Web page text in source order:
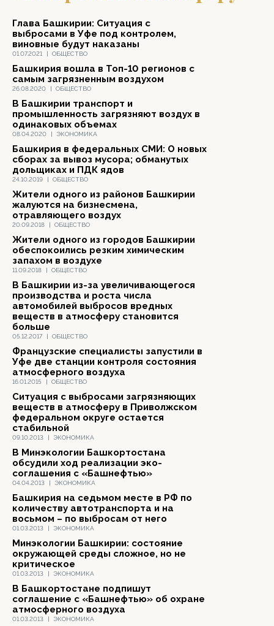
01.07.2021 | ОБЩЕСТВО
Глава Башкирии: Ситуация с
выбросами в Уфе под контролем,
виновные будут наказаны
26.08.2020 | ОБЩЕСТВО
Башкирия вошла в Топ-10 регионов с
самым загрязненным воздухом
08.04.2020 | ЭКОНОМИКА
В Башкирии транспорт и
промышленность загрязняют воздух в
одинаковых объемах
24.10.2019 | ОБЩЕСТВО
Башкирия в федеральных СМИ: О новых
сборах за вывоз мусора; обманутых
дольщиках и ПДК ядов
20.09.2018 | ОБЩЕСТВО
Жители одного из районов Башкирии
жалуются на бизнесмена,
отравляющего воздух
11.09.2018 | ОБЩЕСТВО
Жители одного из городов Башкирии
обеспокоились резким химическим
запахом в воздухе
05.12.2017 | ОБЩЕСТВО
В Башкирии из-за увеличивающегося
производства и роста числа
автомобилей выбросов вредных
веществ в атмосферу становится
больше
16.01.2015 | ОБЩЕСТВО
Французские специалисты запустили в
Уфе две станции контроля состояния
атмосферного воздуха
09.10.2013 | ЭКОНОМИКА
Ситуация с выбросами загрязняющих
веществ в атмосферу в Приволжском
федеральном округе остается
стабильной
04.04.2013 | ЭКОНОМИКА
В Минэкологии Башкортостана
обсудили ход реализации эко-
соглашения с «Башнефтью»
01.03.2013 | ЭКОНОМИКА
Башкирия на седьмом месте в РФ по
количеству автотранспорта и на
восьмом – по выбросам от него
01.03.2013 | ЭКОНОМИКА
Минэкологии Башкирии: состояние
окружающей среды сложное, но не
критическое
01.03.2013 | ЭКОНОМИКА
В Башкортостане подпишут
соглашение с «Башнефтью» об охране
атмосферного воздуха